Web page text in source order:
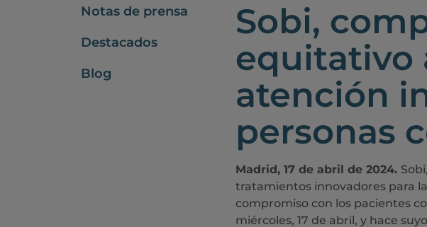
Notas de prensa
Destacados
Blog
Sobi,
equitativo
atención
personas
Madrid, 17 de abril de 2024.
tratamientos innovadores para
compromiso con los pacientes
miércoles, 17 de abril, y hace